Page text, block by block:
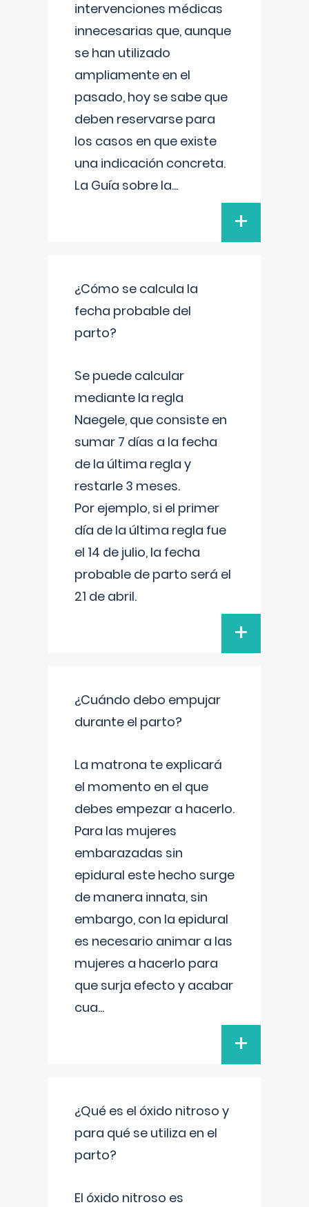
intervenciones médicas
innecesarias que, aunque
se han utilizado
ampliamente en el
pasado, hoy se sabe que
deben reservarse para
los casos en que existe
una indicación concreta.
La Guía sobre la...
+
¿Cómo se calcula la
fecha probable del
parto?
Se puede calcular
mediante la regla
Naegele, que consiste en
sumar 7 días a la fecha
de la última regla y
restarle 3 meses.
Por ejemplo, si el primer
día de la última regla fue
el 14 de julio, la fecha
probable de parto será el
21 de abril.
+
¿Cuándo debo empujar
durante el parto?
La matrona te explicará
el momento en el que
debes empezar a hacerlo.
Para las mujeres
embarazadas sin
epidural este hecho surge
de manera innata, sin
embargo, con la epidural
es necesario animar a las
mujeres a hacerlo para
que surja efecto y acabar
cua...
+
¿Qué es el óxido nitroso y
para qué se utiliza en el
parto?
El óxido nitroso es